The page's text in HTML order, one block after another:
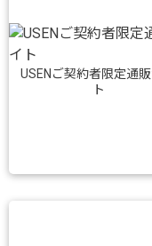
USENご契約者限定通
ト